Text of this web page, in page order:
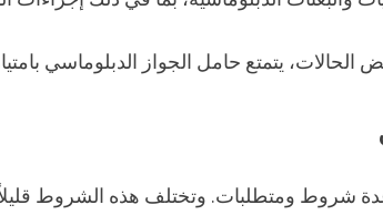
شروط ومتطلبات. وتختلف هذه الشروط